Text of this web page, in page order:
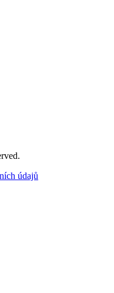
údajů